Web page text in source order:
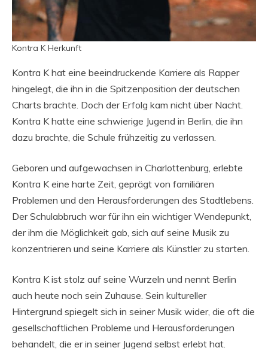
Kontra K Herkunft
Kontra K hat eine beeindruckende Karriere als Rapper
hingelegt, die ihn in die Spitzenposition der deutschen
Charts brachte. Doch der Erfolg kam nicht über Nacht.
Kontra K hatte eine schwierige Jugend in Berlin, die ihn
dazu brachte, die Schule frühzeitig zu verlassen.
Geboren und aufgewachsen in Charlottenburg, erlebte
Kontra K eine harte Zeit, geprägt von familiären
Problemen und den Herausforderungen des Stadtlebens.
Der Schulabbruch war für ihn ein wichtiger Wendepunkt,
der ihm die Möglichkeit gab, sich auf seine Musik zu
konzentrieren und seine Karriere als Künstler zu starten.
Kontra K ist stolz auf seine Wurzeln und nennt Berlin
auch heute noch sein Zuhause. Sein kultureller
Hintergrund spiegelt sich in seiner Musik wider, die oft die
gesellschaftlichen Probleme und Herausforderungen
behandelt, die er in seiner Jugend selbst erlebt hat.